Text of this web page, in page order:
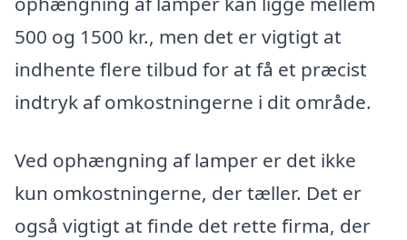
500 og 1500 kr., men det er vigtigt at
indhente flere tilbud for at få et præcist
indtryk af omkostningerne i dit område.
Ved ophængning af lamper er det ikke
kun omkostningerne, der tæller. Det er
også vigtigt at finde det rette firma, der